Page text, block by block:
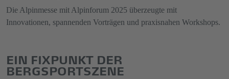
Die Alpinmesse mit Alpinforum 2025 überzeugte mit
Innovationen, spannenden Vorträgen und praxisnahen Workshops.
EIN FIXPUNKT DER
BERGSPORTSZENE